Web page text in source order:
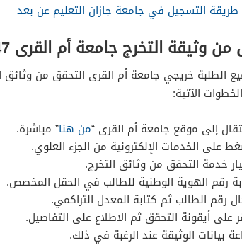
طريقة التسجيل في جامعة جازان التعليم عن بعد
وثيقة التخرج جامعة أم القرى 1447
الآتية:
إلى موقع جامعة أم القرى “من هنا” مباشرة.
على الخدمات الإلكترونية من الجزء العلوي.
خدمة التحقق من وثائق التخرج.
رقم الهوية الوطنية للطالب في الحقل المخصص.
رقم الطالب ثم كتابة المعدل التراكمي.
على أيقونة التحقق ثم الاطلاع على التفاصيل.
بيانات الوثيقة عند الرغبة في ذلك.